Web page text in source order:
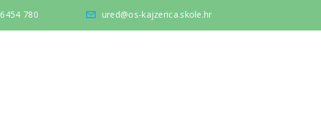
780 ured@os-kajzerica.skole.hr